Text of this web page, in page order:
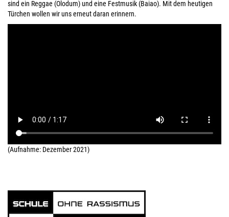
sind ein Reggae (Olodum) und eine Festmusik (Baiao). Mit dem heutigen
Türchen wollen wir uns erneut daran erinnern.
(Aufnahme: Dezember 2021)